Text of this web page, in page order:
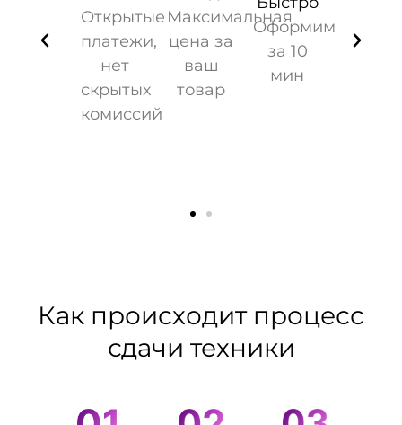
Открытые
платежи,
нет
скрытых
комиссий
Максимальная
цена за
ваш
товар
Оформим
за 10
мин
Как происходит процесс
сдачи техники